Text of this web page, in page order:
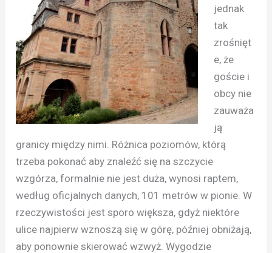
jednak
tak
zrośnięt
e, że
goście i
obcy nie
zauważa
ją
granicy między nimi. Różnica poziomów, którą
trzeba pokonać aby znaleźć się na szczycie
wzgórza, formalnie nie jest duża, wynosi raptem,
według oficjalnych danych, 101 metrów w pionie. W
rzeczywistości jest sporo większa, gdyż niektóre
ulice najpierw wznoszą się w górę, później obniżają,
aby ponownie skierować wzwyż. Wygodzie